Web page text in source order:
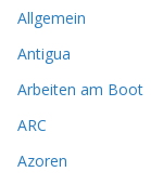
Allgemein
Antigua
Arbeiten am Boot
ARC
Azoren